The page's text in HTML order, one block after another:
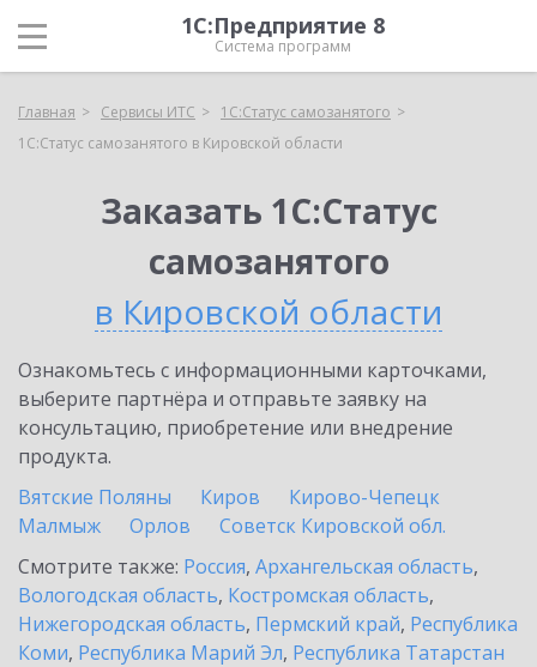
1С:Предприятие 8
Система программ
Главная Сервисы ИТС
1С:Статус самозанятого
1С:Статус самозанятого в Кировской области
Заказать 1С:Статус
самозанятого
в Кировской области
Ознакомьтесь с информационными карточками,
выберите партнёра и отправьте заявку на
консультацию, приобретение или внедрение
продукта.
Вятские Поляны
Киров
Кирово-Чепецк
Малмыж
Орлов
Советск Кировской обл.
Смотрите также: Россия, Архангельская область,
Вологодская область, Костромская область,
Нижегородская область, Пермский край, Республика
Коми, Республика Марий Эл, Республика Татарстан